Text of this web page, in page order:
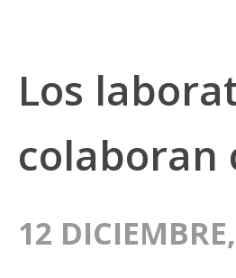
Los
colaboran
12